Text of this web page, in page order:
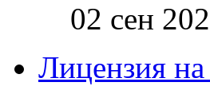
02 сен
Лицензия